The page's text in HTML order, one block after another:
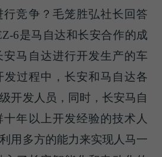
行竞争？毛笼胜弘社长回答
6是马自达和长安合作的成
马自达进行开发生产的车
发过程中，长安和马自达各
开发人员，同时，长安马自
年以上开发经验的技术人
用多方的能力来实现人马一